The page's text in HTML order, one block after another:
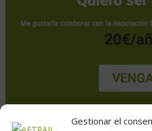
Gestionar el